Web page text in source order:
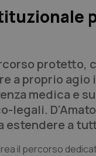
protetto,
a proprio
medica e
legali.
a
il percorso